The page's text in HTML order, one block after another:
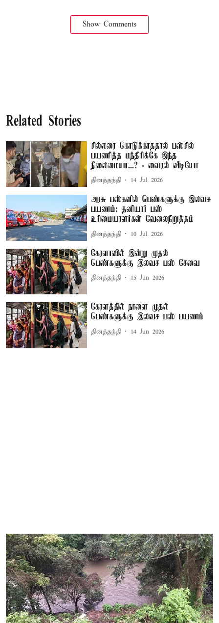
Show Comments
Related Stories
சில்லரை கொடுக்காததால் பஸ்சில்
பயணித்த மந்திரிக்கே இந்த
நிலைமையா...? - வைரல் வீடியோ
தினத்தந்தி 14 Jul 2026
அரசு பஸ்களில் பெண்களுக்கு இலவச
பயணம்: தனியார் பஸ்
உரிமையாளர்கள் வேலைநிறுத்தம்
தினத்தந்தி 10 Jul 2026
கேரளாவில் இன்று முதல்
பெண்களுக்கு இலவச பஸ் சேவை
தினத்தந்தி 15 Jun 2026
கேரளத்தில் நாளை முதல்
பெண்களுக்கு இலவச பஸ் பயணம்
தினத்தந்தி 14 Jun 2026